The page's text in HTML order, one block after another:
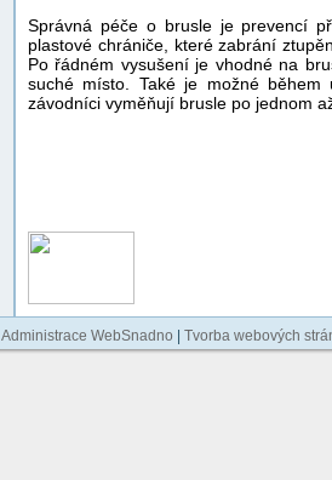
Správná péče o brusle je prevencí
plastové chrániče, které zabrání
Po řádném vysušení je vhodné na
suché místo. Také je možné během
závodníci vyměňují brusle po jednom
Administrace WebSnadno Tvorba webových